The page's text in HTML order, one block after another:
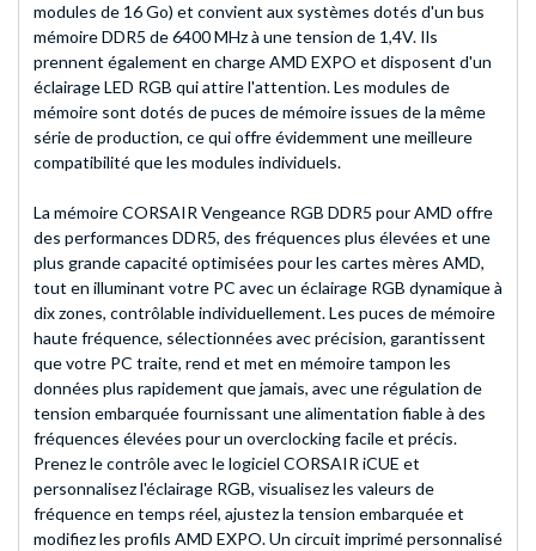
modules de 16 Go) et convient aux systèmes dotés d'un bus
mémoire DDR5 de 6400 MHz à une tension de 1,4V. Ils
prennent également en charge AMD EXPO et disposent d'un
éclairage LED RGB qui attire l'attention. Les modules de
mémoire sont dotés de puces de mémoire issues de la même
série de production, ce qui offre évidemment une meilleure
compatibilité que les modules individuels.
La mémoire CORSAIR Vengeance RGB DDR5 pour AMD offre
des performances DDR5, des fréquences plus élevées et une
plus grande capacité optimisées pour les cartes mères AMD,
tout en illuminant votre PC avec un éclairage RGB dynamique à
dix zones, contrôlable individuellement. Les puces de mémoire
haute fréquence, sélectionnées avec précision, garantissent
que votre PC traite, rend et met en mémoire tampon les
données plus rapidement que jamais, avec une régulation de
tension embarquée fournissant une alimentation fiable à des
fréquences élevées pour un overclocking facile et précis.
Prenez le contrôle avec le logiciel CORSAIR iCUE et
personnalisez l'éclairage RGB, visualisez les valeurs de
fréquence en temps réel, ajustez la tension embarquée et
modifiez les profils AMD EXPO. Un circuit imprimé personnalisé